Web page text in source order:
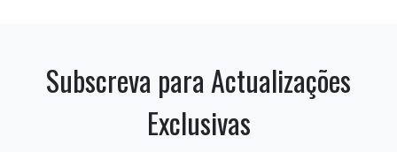
Subscreva para Actualizações
Exclusivas